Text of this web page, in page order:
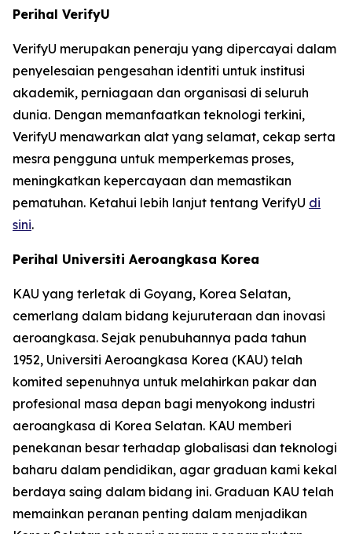
Perihal VerifyU
VerifyU merupakan peneraju yang dipercayai dalam
penyelesaian pengesahan identiti untuk institusi
akademik, perniagaan dan organisasi di seluruh
dunia. Dengan memanfaatkan teknologi terkini,
VerifyU menawarkan alat yang selamat, cekap serta
mesra pengguna untuk memperkemas proses,
meningkatkan kepercayaan dan memastikan
pematuhan. Ketahui lebih lanjut tentang VerifyU di
sini.
Perihal Universiti Aeroangkasa Korea
KAU yang terletak di Goyang, Korea Selatan,
cemerlang dalam bidang kejuruteraan dan inovasi
aeroangkasa. Sejak penubuhannya pada tahun
1952, Universiti Aeroangkasa Korea (KAU) telah
komited sepenuhnya untuk melahirkan pakar dan
profesional masa depan bagi menyokong industri
aeroangkasa di Korea Selatan. KAU memberi
penekanan besar terhadap globalisasi dan teknologi
baharu dalam pendidikan, agar graduan kami kekal
berdaya saing dalam bidang ini. Graduan KAU telah
memainkan peranan penting dalam menjadikan